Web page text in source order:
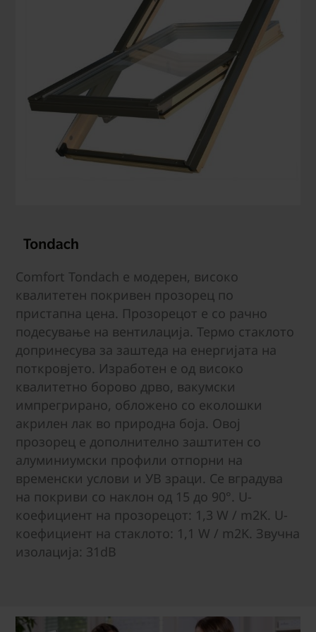
Comfort Tondach е модерен, високо
квалитетен покривен прозорец по
пристапна цена. Прозорецот е со рачно
подесување на вентилација. Термо стаклото
допринесува за заштеда на енергијата на
поткровјето. Изработен е од високо
квалитетно борово дрво, вакумски
импрегрирано, обложено со еколошки
акрилен лак во природна боја. Овој
прозорец е дополнително заштитен со
алуминиумски профили отпорни на
временски услови и УВ зраци. Се вградува
на покриви со наклон од 15 до 90°. U-
коефициент на прозорецот: 1,3 W / m2K. U-
коефициент на стаклото: 1,1 W / m2K. Звучна
изолација: 31dB